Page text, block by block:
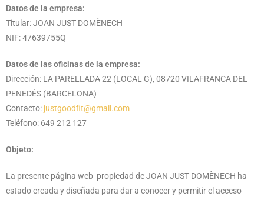
Datos de la empresa:
Titular: JOAN JUST DOMÈNECH
NIF: 47639755Q
Datos de las oficinas de la empresa:
Dirección: LA PARELLADA 22 (LOCAL G), 08720 VILAFRANCA DEL
PENEDÈS (BARCELONA)
Contacto: justgoodfit@gmail.com
Teléfono: 649 212 127
Objeto:
La presente página web propiedad de JOAN JUST DOMÈNECH ha
estado creada y diseñada para dar a conocer y permitir el acceso